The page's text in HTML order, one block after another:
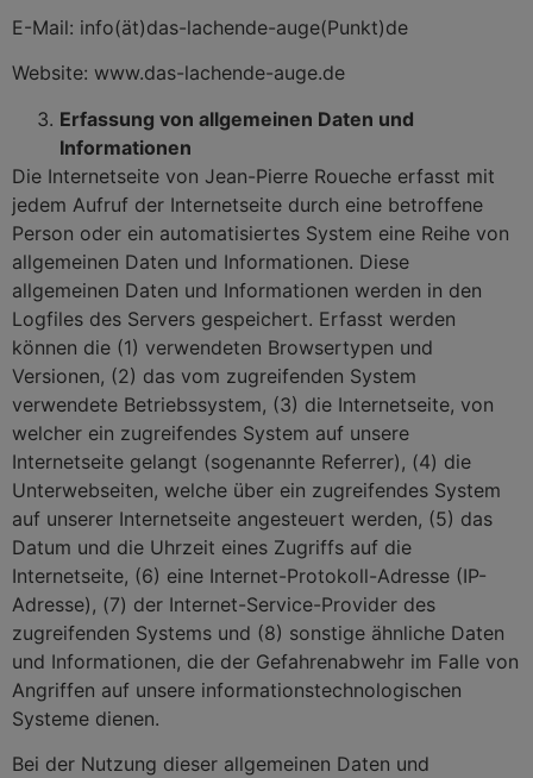
E-Mail: info(ät)das-lachende-auge(Punkt)de
Website: www.das-lachende-auge.de
Erfassung von allgemeinen Daten und
Informationen
Die Internetseite von Jean-Pierre Roueche erfasst mit
jedem Aufruf der Internetseite durch eine betroffene
Person oder ein automatisiertes System eine Reihe von
allgemeinen Daten und Informationen. Diese
allgemeinen Daten und Informationen werden in den
Logfiles des Servers gespeichert. Erfasst werden
können die (1) verwendeten Browsertypen und
Versionen, (2) das vom zugreifenden System
verwendete Betriebssystem, (3) die Internetseite, von
welcher ein zugreifendes System auf unsere
Internetseite gelangt (sogenannte Referrer), (4) die
Unterwebseiten, welche über ein zugreifendes System
auf unserer Internetseite angesteuert werden, (5) das
Datum und die Uhrzeit eines Zugriffs auf die
Internetseite, (6) eine Internet-Protokoll-Adresse (IP-
Adresse), (7) der Internet-Service-Provider des
zugreifenden Systems und (8) sonstige ähnliche Daten
und Informationen, die der Gefahrenabwehr im Falle von
Angriffen auf unsere informationstechnologischen
Systeme dienen.
Bei der Nutzung dieser allgemeinen Daten und